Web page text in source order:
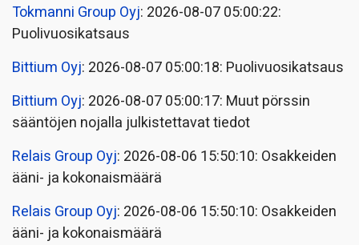
Tokmanni Group Oyj: 2026-08-07 05:00:22:
Puolivuosikatsaus
Bittium Oyj: 2026-08-07 05:00:18: Puolivuosikatsaus
Bittium Oyj: 2026-08-07 05:00:17: Muut pörssin
sääntöjen nojalla julkistettavat tiedot
Relais Group Oyj: 2026-08-06 15:50:10: Osakkeiden
ääni- ja kokonaismäärä
Relais Group Oyj: 2026-08-06 15:50:10: Osakkeiden
ääni- ja kokonaismäärä